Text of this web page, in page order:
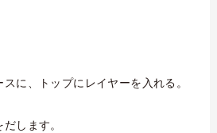
に、トップにレイヤーを入れる。
します。